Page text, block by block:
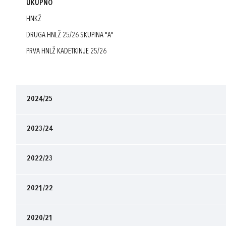
UKUPNO
HNKŽ
DRUGA HNLŽ 25/26 SKUPINA "A"
PRVA HNLŽ KADETKINJE 25/26
2024/25
2023/24
2022/23
2021/22
2020/21